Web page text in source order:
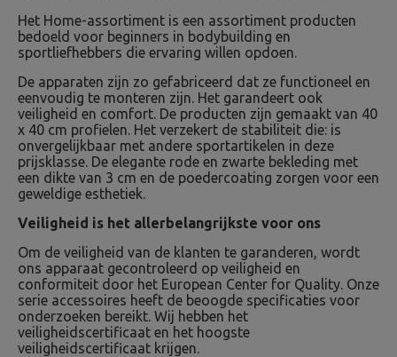
Het Home-assortiment is een assortiment producten
bedoeld voor beginners in bodybuilding en
sportliefhebbers die ervaring willen opdoen.
De apparaten zijn zo gefabriceerd dat ze functioneel en
eenvoudig te monteren zijn. Het garandeert ook
veiligheid en comfort. De producten zijn gemaakt van 40
x 40 cm profielen. Het verzekert de stabiliteit die: is
onvergelijkbaar met andere sportartikelen in deze
prijsklasse. De elegante rode en zwarte bekleding met
een dikte van 3 cm en de poedercoating zorgen voor een
geweldige esthetiek.
Veiligheid is het allerbelangrijkste voor ons
Om de veiligheid van de klanten te garanderen, wordt
ons apparaat gecontroleerd op veiligheid en
conformiteit door het European Center for Quality. Onze
serie accessoires heeft de beoogde specificaties voor
onderzoeken bereikt. Wij hebben het
veiligheidscertificaat en het hoogste
veiligheidscertificaat krijgen.